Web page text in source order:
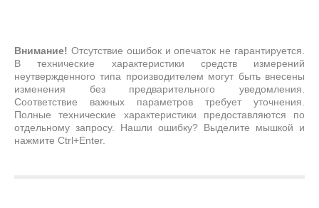
Внимание! Отсутствие ошибок и опечаток не гарантируется.
В технические характеристики средств измерений
неутвержденного типа производителем могут быть внесены
изменения без предварительного уведомления.
Соответствие важных параметров требует уточнения.
Полные технические характеристики предоставляются по
отдельному запросу. Нашли ошибку? Выделите мышкой и
нажмите Ctrl+Enter.